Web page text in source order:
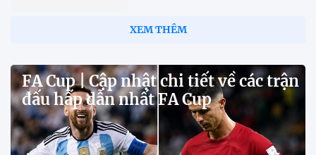
XEM THÊM
FA Cup | Cập nhật chi tiết về các trận
đấu hấp dẫn nhất FA Cup